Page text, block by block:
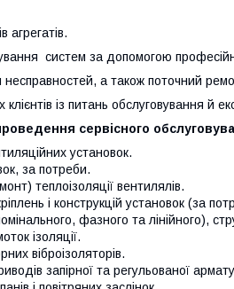
агрегатів.
систем за допомогою
несправностей, а також поточний
із питань обслуговування й
сервісного
установок.
за потреби.
теплоізоляції вентилялів.
і конструкцій установок (за
фазного та лінійного),
ізоляції.
віброізоляторів.
запірної та регульованої